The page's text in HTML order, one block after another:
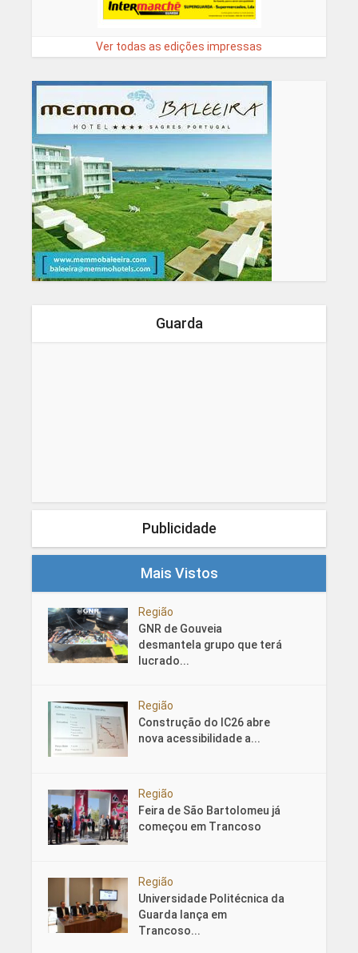
Ver todas as edições impressas
Guarda
Publicidade
Mais Vistos
Região
GNR de Gouveia
desmantela grupo que terá
lucrado...
Região
Construção do IC26 abre
nova acessibilidade a...
Região
Feira de São Bartolomeu já
começou em Trancoso
Região
Universidade Politécnica da
Guarda lança em
Trancoso...